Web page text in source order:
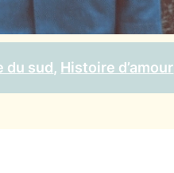
du sud, Histoire d’amour